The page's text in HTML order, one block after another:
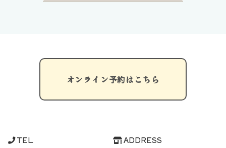
オンライン予約はこちら
TEL ADDRESS